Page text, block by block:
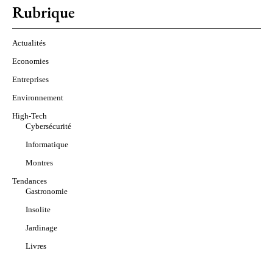
Rubrique
Actualités
Economies
Entreprises
Environnement
High-Tech
Cybersécurité
Informatique
Montres
Tendances
Gastronomie
Insolite
Jardinage
Livres